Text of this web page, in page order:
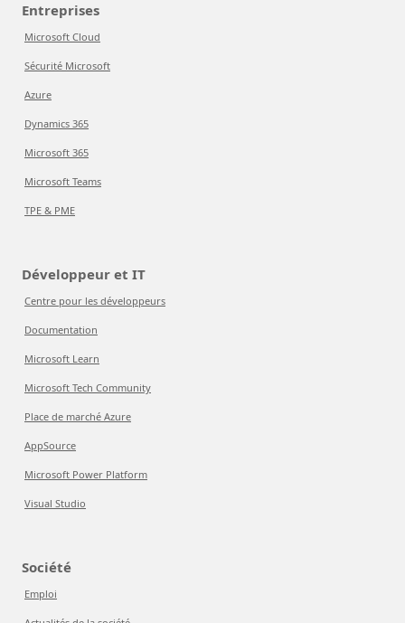
Entreprises
Microsoft Cloud
Sécurité Microsoft
Azure
Dynamics 365
Microsoft 365
Microsoft Teams
TPE & PME
Développeur et IT
Centre pour les développeurs
Documentation
Microsoft Learn
Microsoft Tech Community
Place de marché Azure
AppSource
Microsoft Power Platform
Visual Studio
Société
Emploi